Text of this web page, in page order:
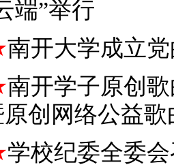
端”举行
南开大学成立
南开学子原创
创网络公益
学校纪委全委